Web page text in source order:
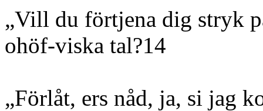
„Vill du förtjena dig stryk
ohöf-viska tal?14
„Förlåt, ers nåd, ja, si jag